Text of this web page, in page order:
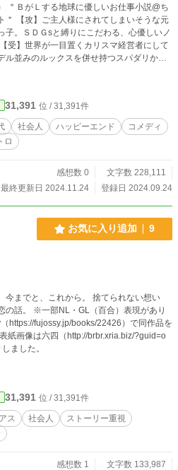
うな元
子。ＳＤＧsと縛りにこだわる、心優しいノ
ル並みのルックスを併せ持つスパダリかと
ダメダメな生活能力ゼロＭ。 ※第12回
他サイトで過去公開していた作品（完成
す。大賞期間中の完結を目指しています。
ギリと思われるページのタイトルに⭐︎を
予定。 ※ 本作はフィクションで
て、あくまで物語の世界観としてお楽しみ
子。江戸っ子気質で啖呵が得意なヤンチャ
海外育ちのエリートで取引先の社長。 堀田
ずと・28歳）恒星の同僚で同期。ノリは軽
三（あおば こうぞう・
園の社長で恒星を育てた祖父。 土井清武
４０代前半）青葉造園の職人。恒星の兄
専務）、敏（職人頭）、
テラン職人達 ダイ （２０代）青
次ぐ期待の若手。ベトナム出身の技能実習
大富豪。 カーラ・イェン 大手
怜（とおやま もりー）
の実姉 ンドゥール 萌怜の伴侶。アーティスト。
31,391 位 / 31,391件
社会人 ハッピーエンド
コメディ
ロ
感想数 0
文字数 228,111
最終更新日 2024.11.24
登録日 2024.09.24
お気に入り追加 9
今までと、これから。 捨てられない想い
合）表現があり
https://fujossy.jp/books/22426）で同作品を
紙画像は六四（http://brbr.xria.biz/?guid=o
ました。
31,391 位 / 31,391件
ス 社会人
ストーリー重視
感想数 1
文字数 133,987